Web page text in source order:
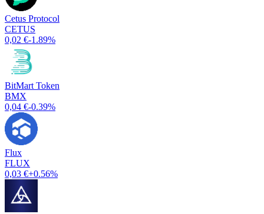
Cetus Protocol
CETUS
0,02 €-1.89%
BitMart Token
BMX
0,04 €-0.39%
Flux
FLUX
0,03 €+0.56%